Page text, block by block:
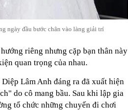
ngày đầu bước chân vào làng giải trí
riêng nhưng cặp bạn thân này
quan trọng của nhau.
Lâm Anh đáng ra đã xuất hiện
do cô mang bầu. Sau khi lập gia
tổ chức những chuyến đi chơi